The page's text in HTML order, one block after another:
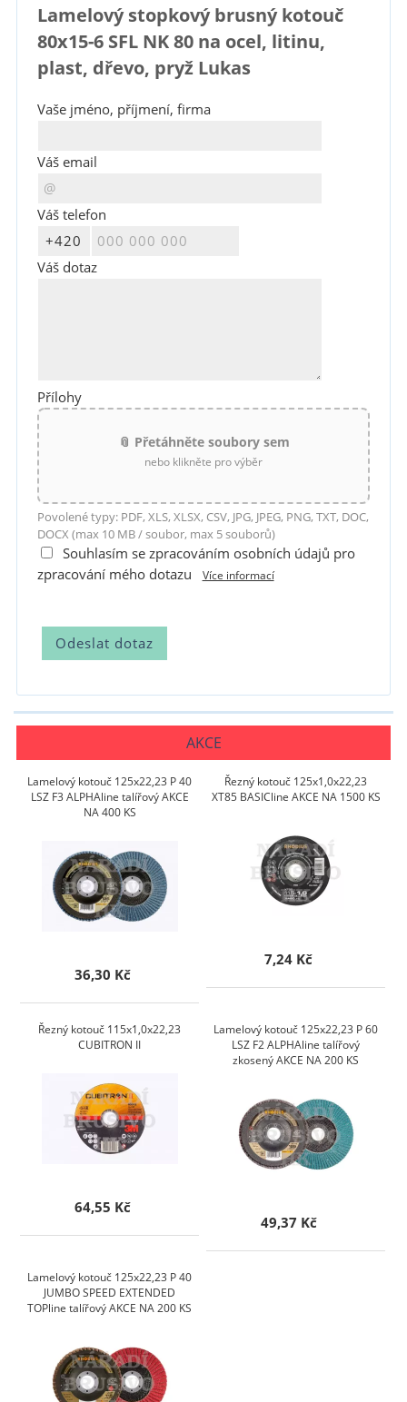
Lamelový stopkový brusný kotouč
80x15-6 SFL NK 80 na ocel, litinu,
plast, dřevo, pryž Lukas
Vaše jméno, příjmení, firma
Váš email
Váš telefon
Váš dotaz
Přílohy
📎 Přetáhněte soubory sem
nebo klikněte pro výběr
Povolené typy: PDF, XLS, XLSX, CSV, JPG, JPEG, PNG, TXT, DOC,
DOCX (max 10 MB / soubor, max 5 souborů)
Souhlasím se zpracováním osobních údajů pro
zpracování mého dotazu
Více informací
AKCE
Lamelový kotouč 125x22,23 P 40
LSZ F3 ALPHAline talířový AKCE
NA 400 KS
36,30 Kč
Řezný kotouč 125x1,0x22,23
XT85 BASICline AKCE NA 1500 KS
7,24 Kč
Řezný kotouč 115x1,0x22,23
CUBITRON II
64,55 Kč
Lamelový kotouč 125x22,23 P 60
LSZ F2 ALPHAline talířový
zkosený AKCE NA 200 KS
49,37 Kč
Lamelový kotouč 125x22,23 P 40
JUMBO SPEED EXTENDED
TOPline talířový AKCE NA 200 KS